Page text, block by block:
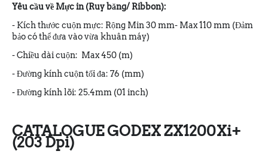
Yêu cầu về Mực in (Ruy băng/ Ribbon):
- Kích thước cuộn mực: Rộng Min 30 mm- Max 110 mm (Đảm
bảo có thể đưa vào vừa khuân máy)
- Chiều dài cuộn: Max 450 (m)
- Đường kính cuộn tối đa: 76 (mm)
- Đường kính lõi: 25.4mm (01 inch)
CATALOGUE GODEX ZX1200Xi+
(203 Dpi)